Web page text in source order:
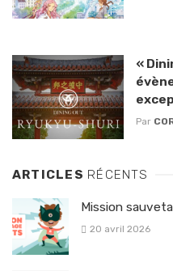
«
Par
ARTICLES RÉCENTS
Mission
20 avril 2026